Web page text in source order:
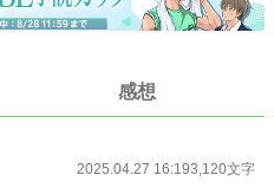
感想
2025.04.27 16:193,120文字